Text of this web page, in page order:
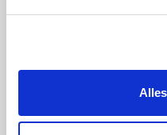
Shein Get Your